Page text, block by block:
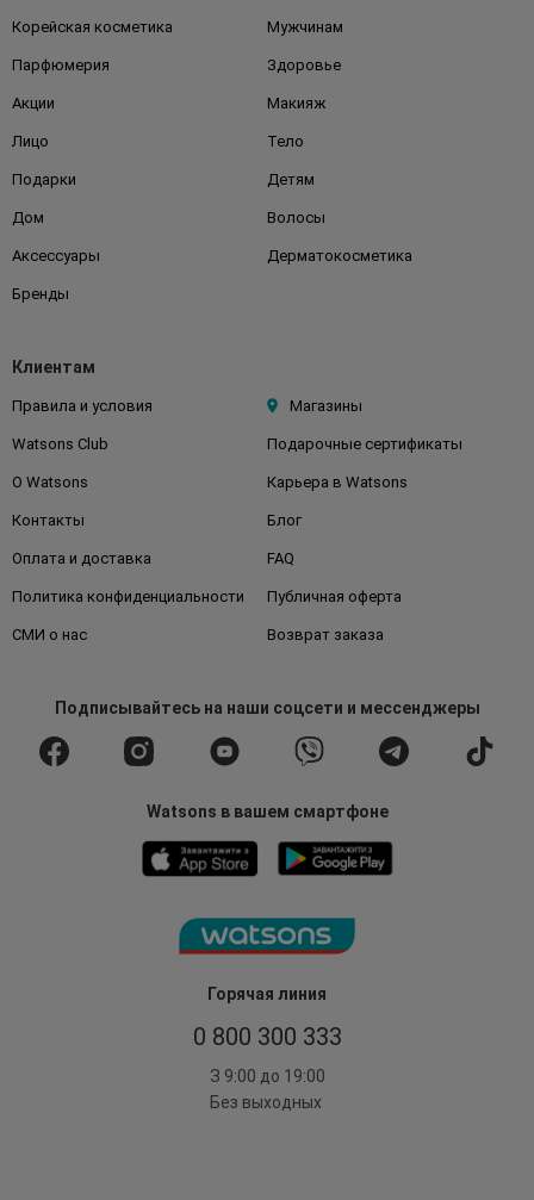
Горячая линия
0 800 300 333
З 9:00 до 19:00
Без выходных
Корейская косметика Мужчинам
Парфюмерия Здоровье
Акции Макияж
Лицо Тело
Подарки Детям
Дом Волосы
Аксессуары Дерматокосметика
Бренды
Клиентам
Правила и условия Магазины
Watsons Club Подарочные сертификаты
О Watsons Карьера в Watsons
Контакты Блог
Оплата и доставка FAQ
Политика конфиденциальности Публичная оферта
СМИ о нас Возврат заказа
Подписывайтесьна наши соцсети и мессенджеры
Watsons в вашем смартфоне